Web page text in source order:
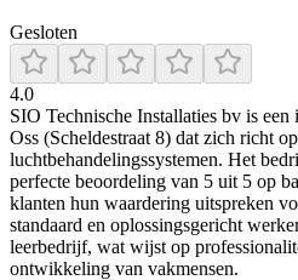
Gesloten
4.0
SIO Technische Installaties bv is
Oss (Scheldestraat 8) dat zich richt
luchtbehandelingssystemen. Het
perfecte beoordeling van 5 uit 5 op
klanten hun waardering uitspreken
standaard en oplossingsgericht
leerbedrijf, wat wijst op
ontwikkeling van vakmensen.